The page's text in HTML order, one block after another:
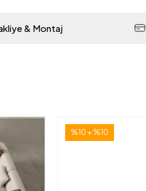
& Montaj
%10 + %10